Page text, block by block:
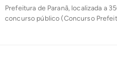
Prefeitura de Paranã, localizada a
concurso público (Concurso